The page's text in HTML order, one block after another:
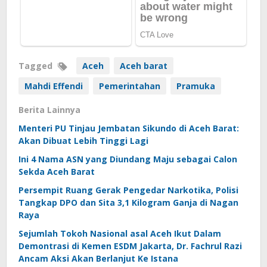
Tagged Aceh
Aceh barat
Mahdi Effendi
Pemerintahan Pramuka
Berita Lainnya
Menteri PU Tinjau Jembatan Sikundo di Aceh Barat:
Akan Dibuat Lebih Tinggi Lagi
Ini 4 Nama ASN yang Diundang Maju sebagai Calon
Sekda Aceh Barat
Persempit Ruang Gerak Pengedar Narkotika, Polisi
Tangkap DPO dan Sita 3,1 Kilogram Ganja di Nagan
Raya
Sejumlah Tokoh Nasional asal Aceh Ikut Dalam
Demontrasi di Kemen ESDM Jakarta, Dr. Fachrul Razi
Ancam Aksi Akan Berlanjut Ke Istana